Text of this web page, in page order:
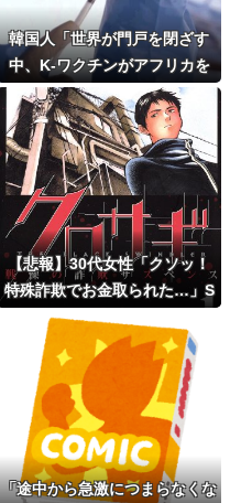
韓国人「世界が門戸を閉ざす
中、K-ワクチンがアフリカを
守る」と話題に
【悲報】30代女性「クソッ！
特殊詐欺でお金取られた…」S
NS「詐欺られたお金、取り戻
せます」女性「これだ！」→結
果ｗｗｗｗ
「途中から急激につまらなくな